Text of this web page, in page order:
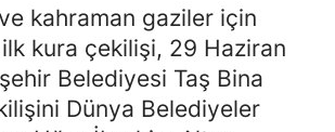
Eskişehir
Gaziantep
Giresun
kahraman gaziler için
kura çekilişi, 29 Haziran
Belediyesi Taş Bina
Dünya Belediyeler